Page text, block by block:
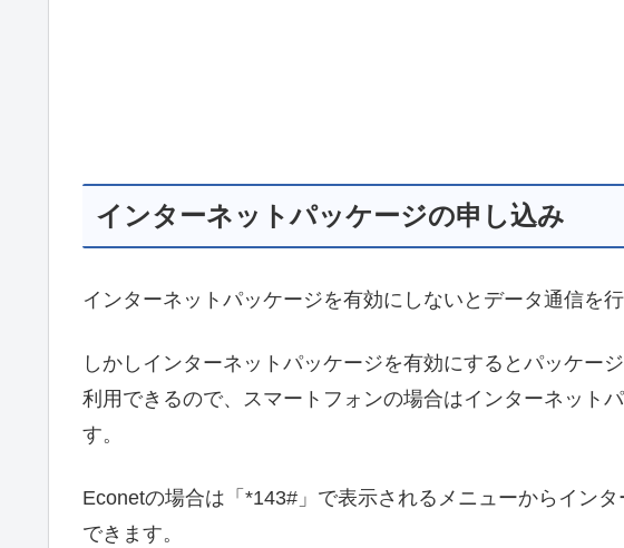
インターネットパッケージの申し込み
インターネットパッケージを有効にしないとデータ通信を
しかしインターネットパッケージを有効にするとパッケー
利用できるので、スマートフォンの場合はインターネット
す。
Econetの場合は「*143#」で表示されるメニューからイン
できます。